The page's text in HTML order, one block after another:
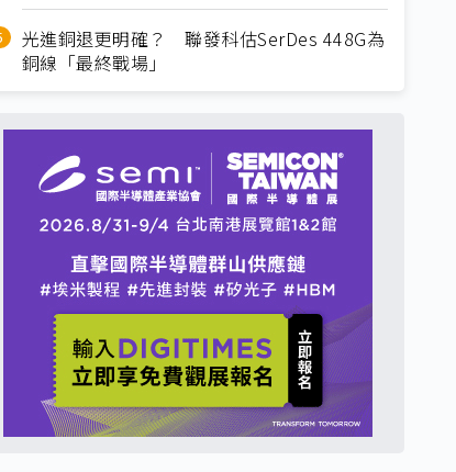
光進銅退更明確？ 聯發科估SerDes 448G為
銅線「最終戰場」